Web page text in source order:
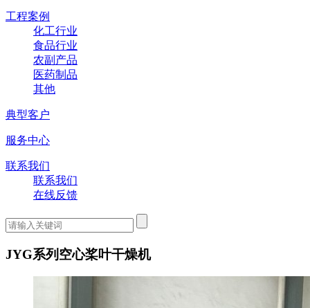
工程案例
化工行业
食品行业
农副产品
医药制品
其他
典型客户
服务中心
联系我们
联系我们
在线反馈
JYG系列空心桨叶干燥机